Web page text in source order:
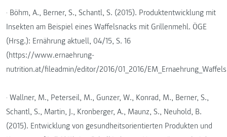
· Böhm, A., Berner, S., Schantl, S. (2015). Produktentwicklung mit
Insekten am Beispiel eines Waffelsnacks mit Grillenmehl. ÖGE
(Hrsg.): Ernährung aktuell, 04/15, S. 16
(https://www.ernaehrung-
nutrition.at/fileadmin/editor/2016/01_2016/
· Wallner, M., Peterseil, M., Gunzer, W., Konrad, M., Berner, S.,
Schantl, S., Martin, J., Kronberger, A., Maunz, S., Neuhold, B.
(2015). Entwicklung von gesundheitsorientierten Produkten und